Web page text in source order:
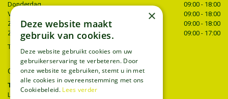
Donderdag
09:00 - 18:00
Vrijdag
09:00 - 18:00
Zaterdag
09:00 - 18:00
Zondag
09:00 - 17:00
Toon alle openingstijden
CONTACT
Tuincentrum Thiels
Liersesteenweg 68
×
Deze website maakt
gebruik van cookies.
Deze website gebruikt cookies om uw
gebruikerservaring te verbeteren. Door
onze website te gebruiken, stemt u in met
alle cookies in overeenstemming met ons
Cookiebeleid. Lees verder